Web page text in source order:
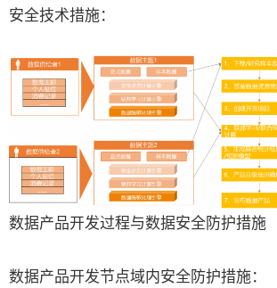
安全技术措施：
数据产品开发过程与数据安全防护措施
数据产品开发节点域内安全防护措施：